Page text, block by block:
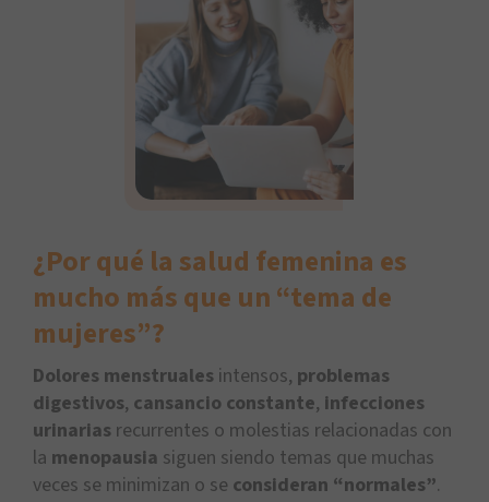
¿Por qué la salud femenina es
mucho más que un “tema de
mujeres”?
Dolores menstruales intensos, problemas
digestivos, cansancio constante, infecciones
urinarias recurrentes o molestias relacionadas con
la menopausia siguen siendo temas que muchas
veces se minimizan o se consideran “normales”.